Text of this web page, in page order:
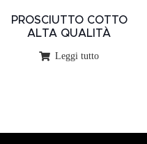
PROSCIUTTO COTTO
ALTA QUALITÀ
Leggi tutto